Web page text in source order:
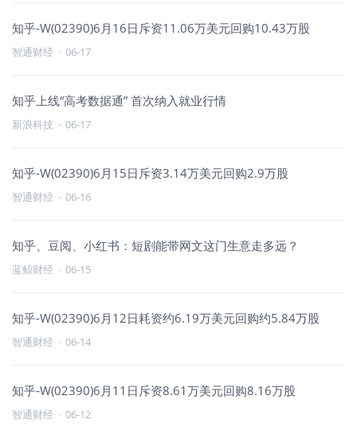
知乎-W(02390)6月16日斥资11.06万美元回购10.43万股
智通财经 · 06-17
知乎上线“高考数据通” 首次纳入就业行情
新浪科技 · 06-17
知乎-W(02390)6月15日斥资3.14万美元回购2.9万股
智通财经 · 06-16
知乎、豆阅、小红书：短剧能带网文这门生意走多远？
蓝鲸财经 · 06-15
知乎-W(02390)6月12日耗资约6.19万美元回购约5.84万股
智通财经 · 06-14
知乎-W(02390)6月11日斥资8.61万美元回购8.16万股
智通财经 · 06-12